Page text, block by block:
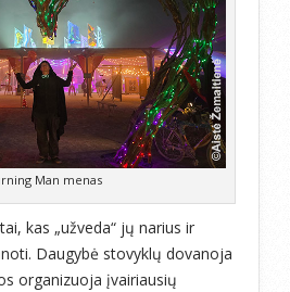
Man menas
kas „užveda“ jų narius ir
Daugybė stovyklų dovanoja
organizuoja įvairiausių